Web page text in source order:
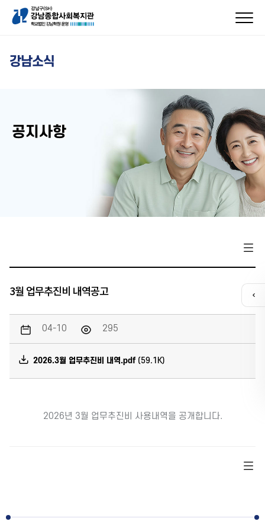
강남소식
공지사항
3월 업무추진비 내역공고
04-10 295
2026.3월 업무추진비 내역.pdf (59.1K)
2026년 3월 업무추진비 사용내역을 공개합니다.
퀵
메
기